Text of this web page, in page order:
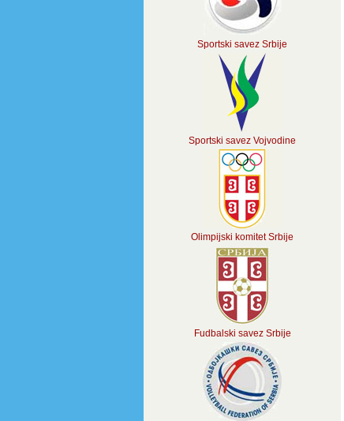
Sportski savez Srbije
Sportski savez Vojvodine
Olimpijski komitet Srbije
Fudbalski savez Srbije